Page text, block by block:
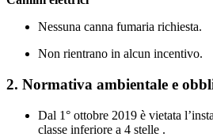
Nessuna canna fumaria richiesta.
Non rientrano in alcun incentivo.
2. Normativa ambientale e
Dal 1° ottobre 2019 è vietata
classe inferiore a 4 stelle .